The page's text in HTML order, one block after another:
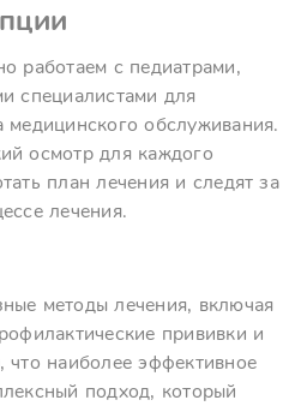
работаем с педиатрами,
специалистами для
медицинского обслуживания.
осмотр для каждого
план лечения и следят за
лечения.
методы лечения, включая
прививки и
наиболее эффективное
подход, который